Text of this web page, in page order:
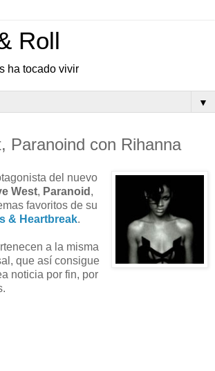
Roll
ha tocado vivir
▼
Paranoind con Rihanna
del nuevo
West, Paranoid ,
favoritos de su
& Heartbreak.
a la misma
que así consigue
noticia por fin, por